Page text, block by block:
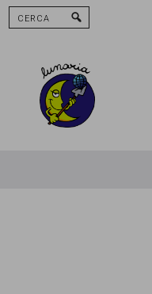
Cerca